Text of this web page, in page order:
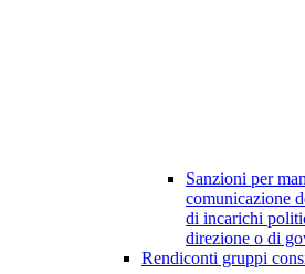
Sanzioni per
comunicazione
di incarichi
direzione o di
Rendiconti gruppi